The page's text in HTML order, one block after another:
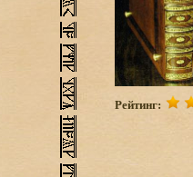
Рейтинг: